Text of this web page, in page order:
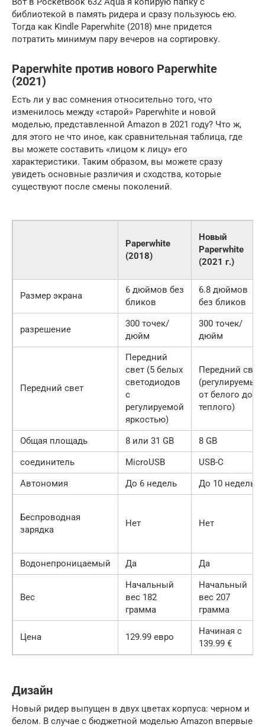
библиотекой в память ридера и сразу пользуюсь ею.
Тогда как Kindle Paperwhite (2018) мне придется
потратить минимум пару вечеров на сортировку.
Paperwhite против нового Paperwhite
(2021)
Есть ли у вас сомнения относительно того, что
изменилось между «старой» Paperwhite и новой
моделью, представленной Amazon в 2021 году? Что ж,
для этого не что иное, как сравнительная таблица, где
вы можете составить «лицом к лицу» его
характеристики. Таким образом, вы можете сразу
увидеть основные различия и сходства, которые
существуют после смены поколений.
Paperwhite
(2018)
Новый
Paperwhite
(2021 г.)
Размер экрана
6 дюймов без
бликов
6.8 дюймов
без бликов
разрешение
300 точек/
дюйм
300 точек/
дюйм
Передний свет
Передний
свет (5 белых
светодиодов
с
регулируемой
яркостью)
Передний свет
(регулируемый
от белого до
теплого)
Общая площадь 8 или 31 GB
8 GB
соединитель
MicroUSB
USB-C
Автономия
До 6 недель До 10 недель
Беспроводная
зарядка
Нет Нет
Водонепроницаемый Да Да
Вес
Начальный
вес 182
грамма
Начальный
вес 207
грамма
Цена 129.99 евро
Начиная с
139.99 €
Дизайн
Новый ридер выпущен в двух цветах корпуса: черном и
белом. В случае с бюджетной моделью Amazon впервые